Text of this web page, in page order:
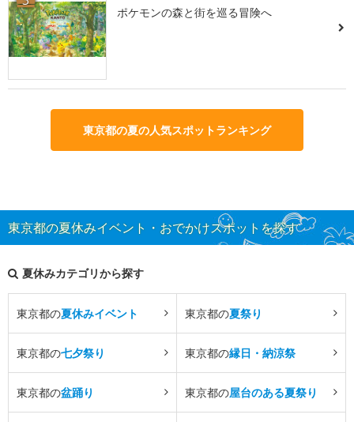
ポケモンの森と街を巡る冒険へ
東京都の夏の人気スポットランキング
東京都の夏休みイベント・おでかけスポットを探す
夏休みカテゴリから探す
東京都の夏休みイベント 東京都の夏祭り
東京都の七夕祭り 東京都の縁日・納涼祭
東京都の盆踊り 東京都の屋台のある夏祭り